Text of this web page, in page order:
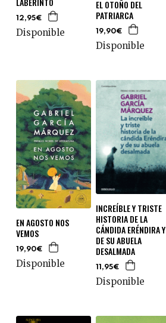
12,95€
Disponible
EL OTOÑO DEL
PATRIARCA
19,90€
Disponible
EN AGOSTO NOS
VEMOS
19,90€
Disponible
INCREÍBLE Y TRISTE
HISTORIA DE LA
CÁNDIDA ERÉNDIRA Y
DE SU ABUELA
DESALMADA
11,95€
Disponible